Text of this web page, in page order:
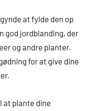
at fylde den op
god jordblanding, der
og andre planter.
for at give dine
at plante dine